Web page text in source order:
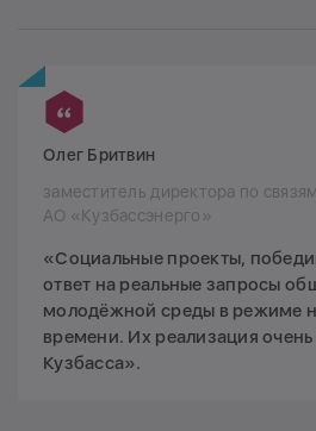
Олег Бритвин
заместитель директора по
АО «Кузбассэнерго»
«Социальные проекты,
ответ на реальные запросы
молодёжной среды в режиме
времени. Их реализация
Кузбасса».